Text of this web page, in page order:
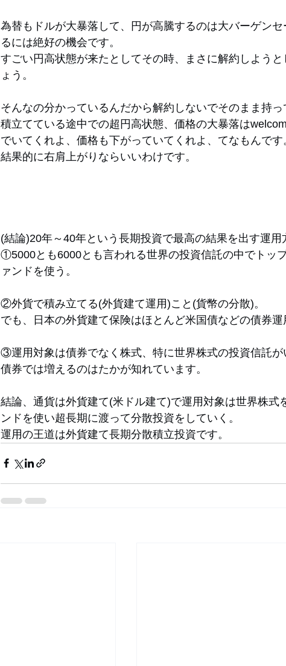
為替もドルが大暴落して、円が高騰するのは大バーゲン
るには絶好の機会です。
すごい円高状態が来たとしてその時、まさに解約しよう
ょう。
そんなの分かっているんだから解約しないでそのまま持っ
積立てている途中での超円高状態、価格の大暴落は
でいてくれよ、価格も下がっていてくれよ、てなもんです
結果的に右肩上がりならいいわけです。
(結論)20年～40年という長期投資で最高の結果を出す運用
①5000とも6000とも言われる世界の投資信託の中でトッ
ァンドを使う。
②外貨で積み立てる(外貨建て運用)こと(貨幣の分散)。
でも、日本の外貨建て保険はほとんど米国債などの債券運
③運用対象は債券でなく株式、特に世界株式の投資信託が
債券では増えるのはたかが知れています。
結論、通貨は外貨建て(米ドル建て)で運用対象は世界株式
ンドを使い超長期に渡って分散投資をしていく。
運用の王道は外貨建て長期分散積立投資です。